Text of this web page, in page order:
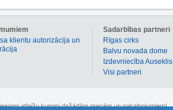
Sadarbības partneri
Rīgas cirks
Balvu novada dome
Izdevniecība Auseklis
Visi partneri
klientu autorizācija un
atlaižu kuponi dažādām precēm un pakalpojumiem!